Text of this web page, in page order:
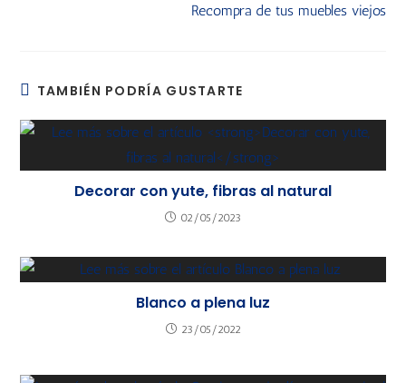
Recompra de tus muebles viejos
TAMBIÉN PODRÍA GUSTARTE
Decorar con yute, fibras al natural
02/05/2023
Blanco a plena luz
23/05/2022